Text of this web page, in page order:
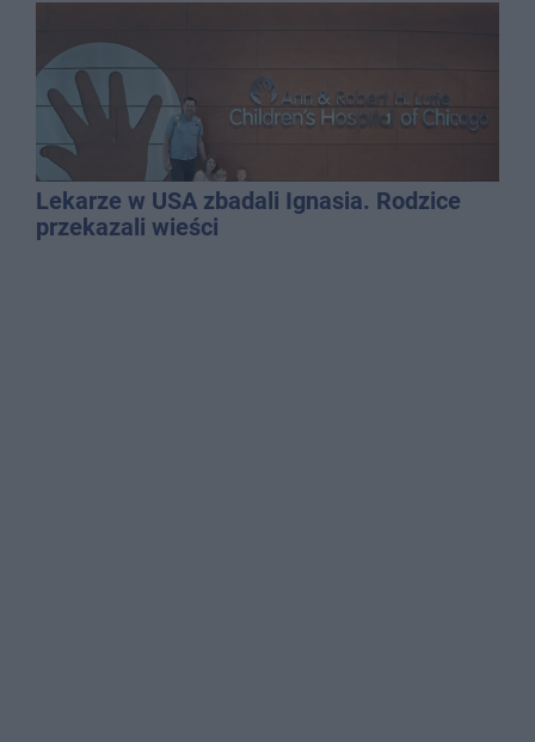
Lekarze w USA zbadali Ignasia. Rodzice
przekazali wieści